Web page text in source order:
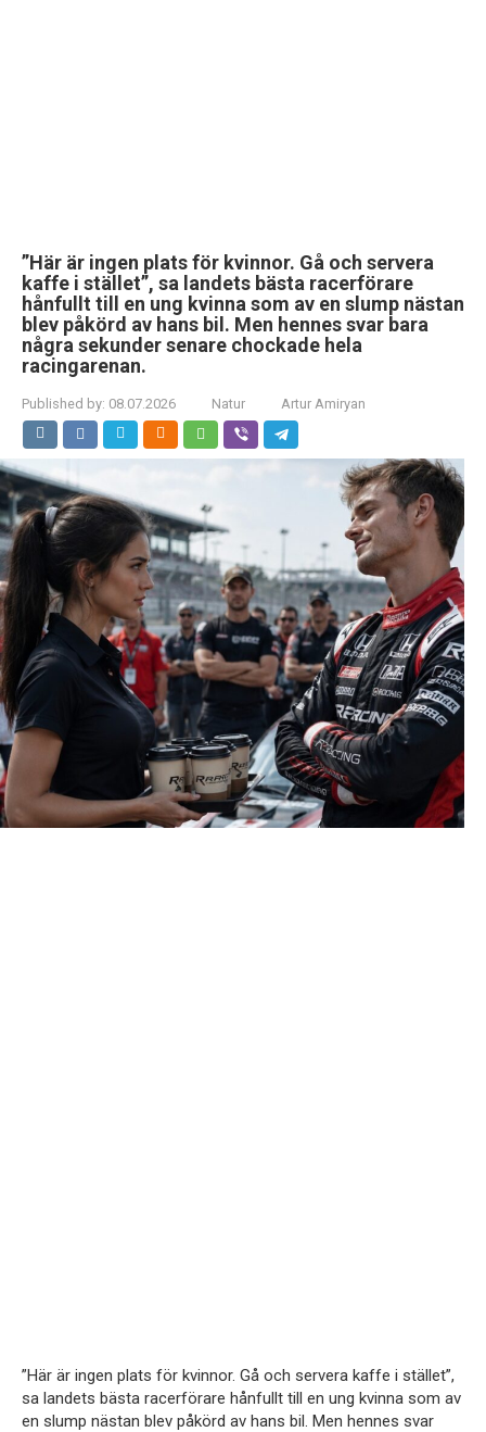
”Här är ingen plats för kvinnor. Gå och servera
kaffe i stället”, sa landets bästa racerförare
hånfullt till en ung kvinna som av en slump nästan
blev påkörd av hans bil. Men hennes svar bara
några sekunder senare chockade hela
racingarenan.
Published by: 08.07.2026 Natur Artur Amiryan
”Här är ingen plats för kvinnor. Gå och servera kaffe i stället”,
sa landets bästa racerförare hånfullt till en ung kvinna som av
en slump nästan blev påkörd av hans bil. Men hennes svar